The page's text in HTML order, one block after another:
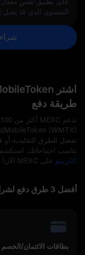
المستوى الذي قد يصل
شراء WorldMobileToken
طريقة دفع
تفضل الطرق التقليدية أو
تناسب احتياجاتك.
الكريبتو على MEXC الآن!
أفضل 3 طرق دفع لشراء WorldMobileToken
بطاقات الائتمان/الخصم